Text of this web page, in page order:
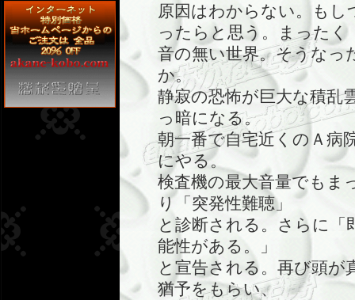
原因はわからない。も
ったらと思う。まったく
音の無い世界。そうなっ
か。
静寂の恐怖が巨大な積乱
っ暗になる。
朝一番で自宅近くのＡ病
にやる。
検査機の最大音量でもま
り「突発性難聴」
と診断される。さらに「
能性がある。」
と宣告される。再び頭が
猶予をもらい、